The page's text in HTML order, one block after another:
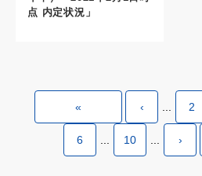
点 内定状況」
« ‹ 2
6 10 ›